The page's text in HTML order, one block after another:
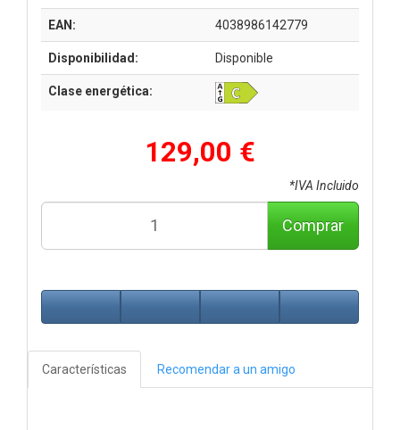
EAN: 4038986142779
Disponibilidad: Disponible
Clase energética:
129,00 €
*IVA Incluido
Comprar
Características Recomendar a un amigo